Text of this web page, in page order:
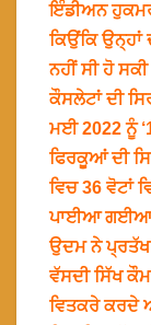
ਇੰਡੀਅਨ
ਕਿਉਂਕਿ ਉਨ੍ਹਾਂ
ਨਹੀਂ ਸੀ ਹੋ
ਕੌਸਲੇਟਾਂ ਦੀ
ਮਈ 2022 ਨੂੰ
ਫਿਰਕੂਆਂ ਦੀ
ਵਿਚ 36 ਵੋਟਾਂ
ਪਾਈਆ ਗਈਆ
ਉਦਮ ਨੇ ਪ੍ਰਤੱਖ
ਵੱਸਦੀ ਸਿੱਖ
ਵਿਤਕਰੇ ਕਰਦੇ